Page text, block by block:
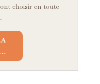
choisir en toute